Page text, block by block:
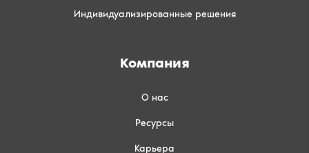
Индивидуализированные решения
Компания
О нас
Ресурсы
Карьера